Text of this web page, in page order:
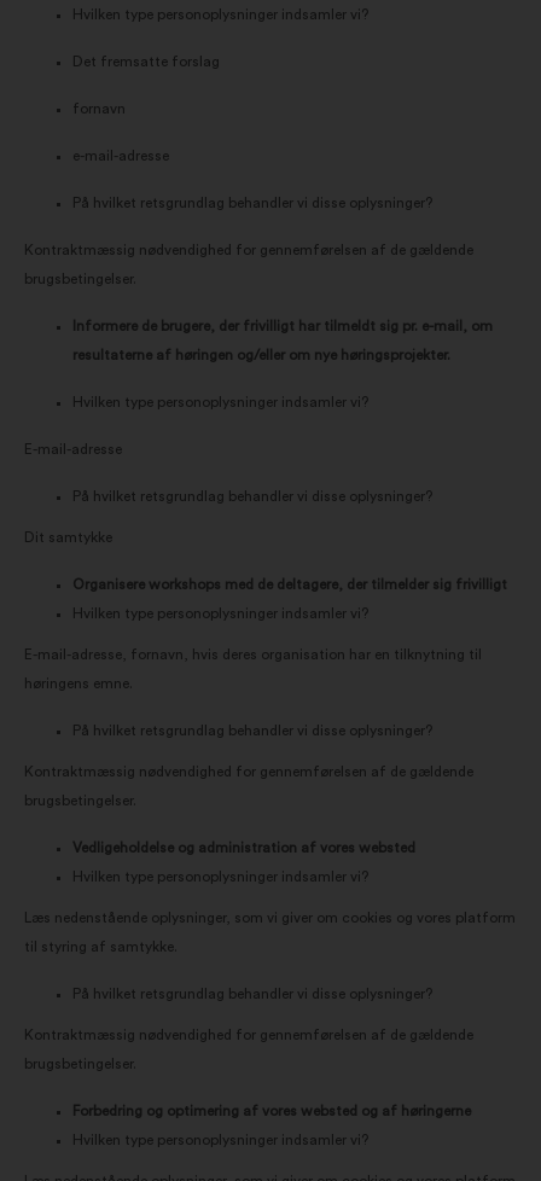
Hvilken type personoplysninger indsamler vi?
Det fremsatte forslag
fornavn
e-mail-adresse
På hvilket retsgrundlag behandler vi disse oplysninger?
Kontraktmæssig nødvendighed for gennemførelsen af de gældende
brugsbetingelser.
Informere de brugere, der frivilligt har tilmeldt sig pr. e-mail, om
resultaterne af høringen og/eller om nye høringsprojekter.
Hvilken type personoplysninger indsamler vi?
E-mail-adresse
På hvilket retsgrundlag behandler vi disse oplysninger?
Dit samtykke
Organisere workshops med de deltagere, der tilmelder sig frivilligt
Hvilken type personoplysninger indsamler vi?
E-mail-adresse, fornavn, hvis deres organisation har en tilknytning til
høringens emne.
På hvilket retsgrundlag behandler vi disse oplysninger?
Kontraktmæssig nødvendighed for gennemførelsen af de gældende
brugsbetingelser.
Vedligeholdelse og administration af vores websted
Hvilken type personoplysninger indsamler vi?
Læs nedenstående oplysninger, som vi giver om cookies og vores platform
til styring af samtykke.
På hvilket retsgrundlag behandler vi disse oplysninger?
Kontraktmæssig nødvendighed for gennemførelsen af de gældende
brugsbetingelser.
Forbedring og optimering af vores websted og af høringerne
Hvilken type personoplysninger indsamler vi?